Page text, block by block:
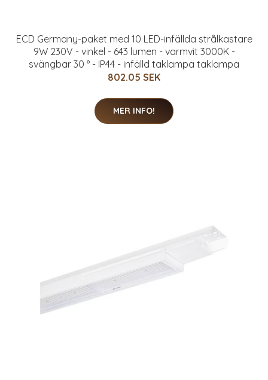
ECD Germany-paket med 10 LED-infällda strålkastare
9W 230V - vinkel - 643 lumen - varmvit 3000K -
svängbar 30 ° - IP44 - infälld taklampa taklampa
802.05 SEK
MER INFO!